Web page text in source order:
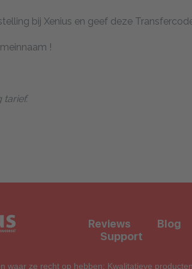
bij Xenius en geef deze
!
Reviews Blog
Support
waar ze recht op hebben: Kwalitatieve